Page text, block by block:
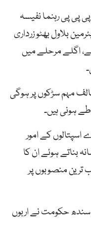
پی پی پی رہنما نفیسہ
بلاول بھٹو زرداری
اگلے مرحلے میں
مہم سڑکوں پر ہوگی
طے ہونی ہیں۔
کے امور
بناتے ہوئے ان کا
منصوبوں پر
سندھ حکومت نے اربوں